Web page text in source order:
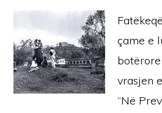
çame e
vrasjen
“Në